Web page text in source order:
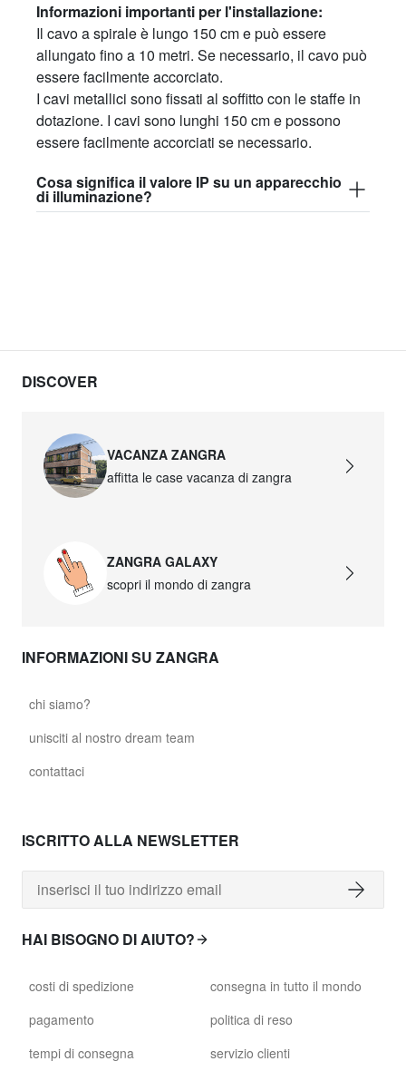
Informazioni importanti per l'installazione:
Il cavo a spirale è lungo 150 cm e può essere
allungato fino a 10 metri. Se necessario, il cavo può
essere facilmente accorciato.
I cavi metallici sono fissati al soffitto con le staffe in
dotazione. I cavi sono lunghi 150 cm e possono
essere facilmente accorciati se necessario.
Cosa significa il valore IP su un apparecchio
di illuminazione?
DISCOVER
VACANZA ZANGRA
affitta le case vacanza di zangra
ZANGRA GALAXY
scopri il mondo di zangra
INFORMAZIONI SU ZANGRA
chi siamo?
unisciti al nostro dream team
contattaci
ISCRITTO ALLA NEWSLETTER
HAI BISOGNO DI AIUTO?
costi di spedizione
pagamento
tempi di consegna
consegna in tutto il mondo
politica di reso
servizio clienti